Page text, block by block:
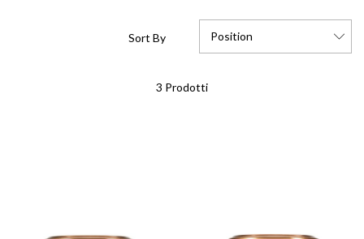
3 Prodotti
Sort By Position